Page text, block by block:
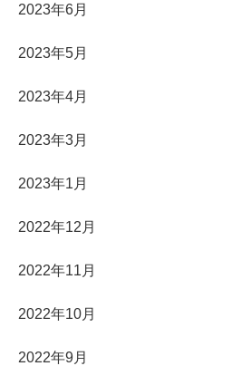
2023年6月
2023年5月
2023年4月
2023年3月
2023年1月
2022年12月
2022年11月
2022年10月
2022年9月